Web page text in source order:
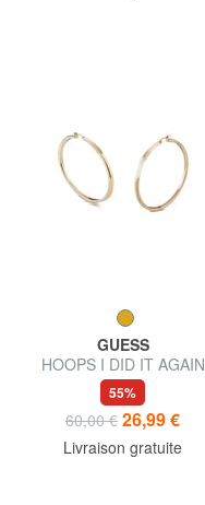
GUESS
HOOPS I DID IT AGAIN
Grandes boucles d'oreilles
créoles
55%
60,00 € 26,99 €
Livraison gratuite